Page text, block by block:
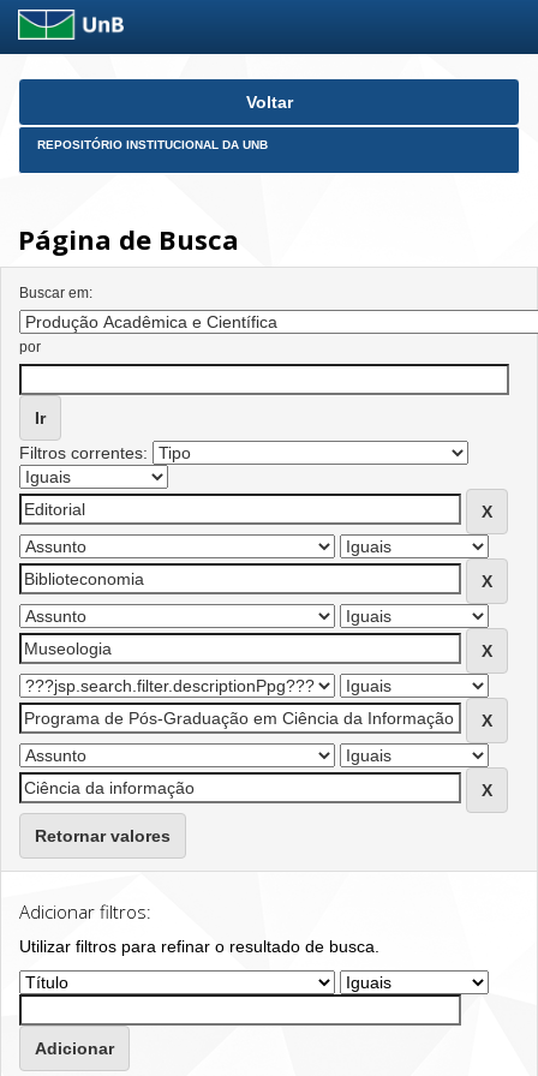
Skip
Voltar
REPOSITÓRIO INSTITUCIONAL DA UNB
Página de Busca
Buscar em:
por
Filtros correntes:
Retornar valores
Adicionar filtros:
Utilizar filtros para refinar o resultado de busca.